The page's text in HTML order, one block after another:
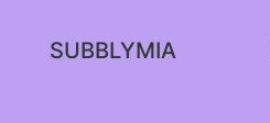
SUBBLYMIA